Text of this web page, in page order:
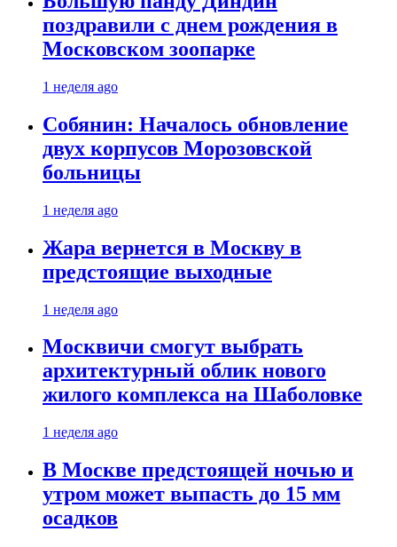
поздравили с днем рождения в
Московском зоопарке
1 неделя ago
Собянин: Началось обновление
двух корпусов Морозовской
больницы
1 неделя ago
Жара вернется в Москву в
предстоящие выходные
1 неделя ago
Москвичи смогут выбрать
архитектурный облик нового
жилого комплекса на Шаболовке
1 неделя ago
В Москве предстоящей ночью и
утром может выпасть до 15 мм
осадков